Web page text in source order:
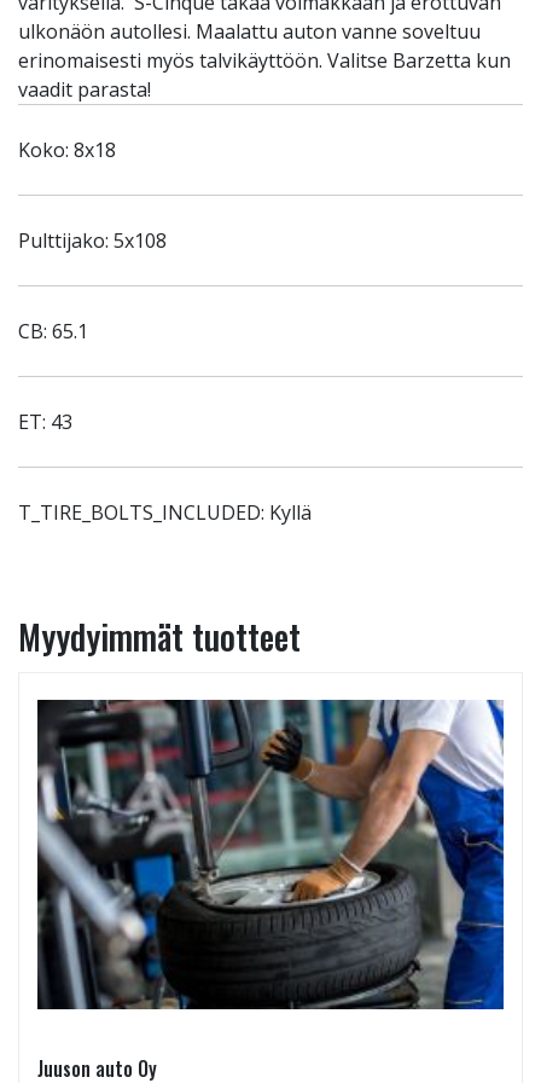
ulkonäön autollesi. Maalattu auton vanne soveltuu
erinomaisesti myös talvikäyttöön. Valitse Barzetta kun
vaadit parasta!
Koko: 8x18
Pulttijako: 5x108
CB: 65.1
ET: 43
T_TIRE_BOLTS_INCLUDED: Kyllä
Myydyimmät tuotteet
Juuson auto Oy